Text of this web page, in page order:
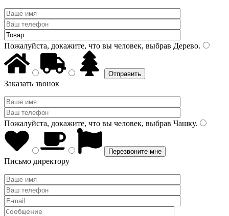
Пожалуйста, докажите, что вы человек, выбрав Дерево.
Заказать звонок
Пожалуйста, докажите, что вы человек, выбрав Чашку.
Письмо директору